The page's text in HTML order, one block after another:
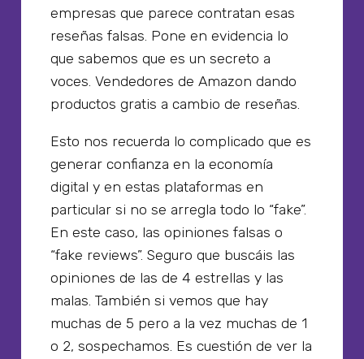
empresas que parece contratan esas
reseñas falsas. Pone en evidencia lo
que sabemos que es un secreto a
voces. Vendedores de Amazon dando
productos gratis a cambio de reseñas.
Esto nos recuerda lo complicado que es
generar confianza en la economía
digital y en estas plataformas en
particular si no se arregla todo lo “fake”.
En este caso, las opiniones falsas o
“fake reviews”. Seguro que buscáis las
opiniones de las de 4 estrellas y las
malas. También si vemos que hay
muchas de 5 pero a la vez muchas de 1
o 2, sospechamos. Es cuestión de ver la